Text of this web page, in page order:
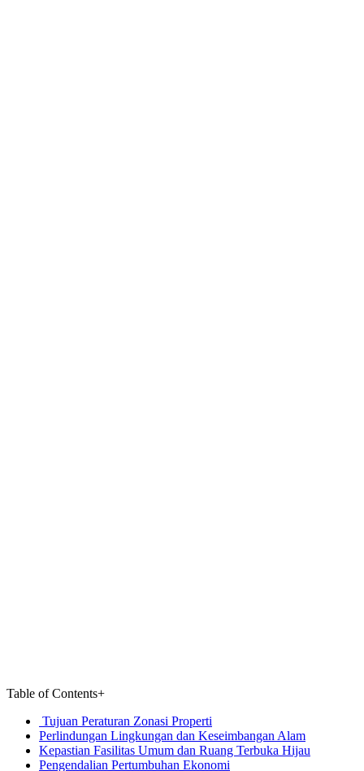
Table of Contents+
Tujuan Peraturan Zonasi Properti
Perlindungan Lingkungan dan Keseimbangan Alam
Kepastian Fasilitas Umum dan Ruang Terbuka Hijau
Pengendalian Pertumbuhan Ekonomi